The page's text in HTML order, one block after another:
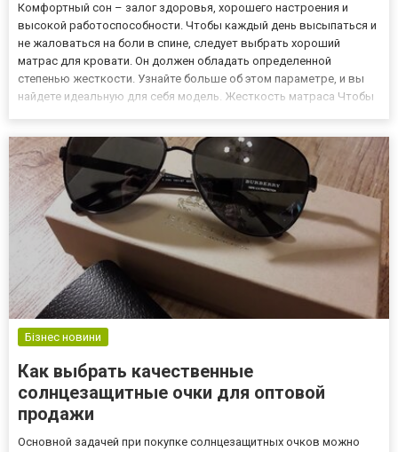
Комфортный сон – залог здоровья, хорошего настроения и
высокой работоспособности. Чтобы каждый день высыпаться и
не жаловаться на боли в спине, следует выбрать хороший
матрас для кровати. Он должен обладать определенной
степенью жесткости. Узнайте больше об этом параметре, и вы
найдете идеальную для себя модель. Жесткость матраса Чтобы
рекомендуется в...
Бізнес новини
Как выбрать качественные
солнцезащитные очки для оптовой
продажи
Основной задачей при покупке солнцезащитных очков можно